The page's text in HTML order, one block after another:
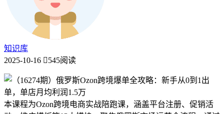
知识库
2025-10-16
545阅读
本课程为Ozon跨境电商实战陪跑课，涵盖平台注册、促销活